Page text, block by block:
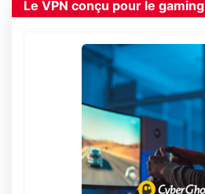
Le VPN conçu pour le gaming